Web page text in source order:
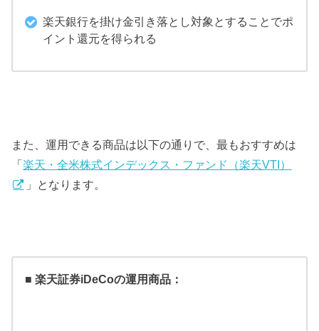
楽天銀行を掛け金引き落とし対象とすることでポ
イント還元を得られる
また、運用できる商品は以下の通りで、最もおすすめは
「楽天・全米株式インデックス・ファンド（楽天VTI）
」となります。
■ 楽天証券iDeCoの運用商品：